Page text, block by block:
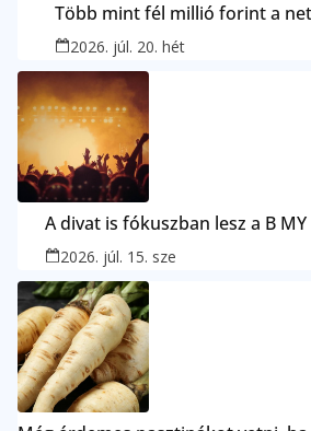
Több mint fél millió forint a
2026. júl. 20. hét
A divat is fókuszban lesz a B
2026. júl. 15. sze